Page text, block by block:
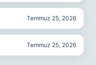
Temmuz 25, 2026
Temmuz 25, 2026